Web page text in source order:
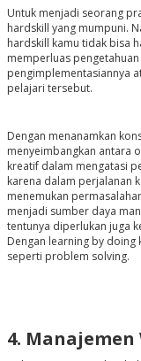
Untuk menjadi seorang
hardskill yang mumpuni.
hardskill kamu tidak bisa
memperluas
pengimplementasiannya
pelajari tersebut.
Dengan menanamkan
menyeimbangkan antara
kreatif dalam mengatasi
karena dalam perjalanan
menemukan
menjadi sumber daya
tentunya diperlukan juga
Dengan learning by doing
seperti problem solving.
4.